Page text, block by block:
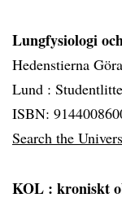
Lungfysiologi
Hedenstierna
Lund :
ISBN:
Search the
KOL : kroniskt